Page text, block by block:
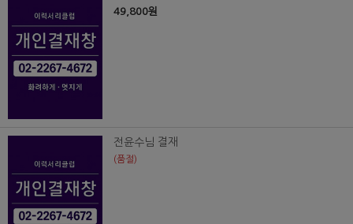
49,800원
전윤수님 결재
(품절)